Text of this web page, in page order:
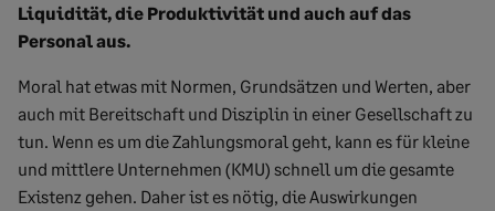
Liquidität, die Produktivität und auch auf das
Personal aus.
Moral hat etwas mit Normen, Grundsätzen und Werten, aber
auch mit Bereitschaft und Disziplin in einer Gesellschaft zu
tun. Wenn es um die Zahlungsmoral geht, kann es für kleine
und mittlere Unternehmen (KMU) schnell um die gesamte
Existenz gehen. Daher ist es nötig, die Auswirkungen